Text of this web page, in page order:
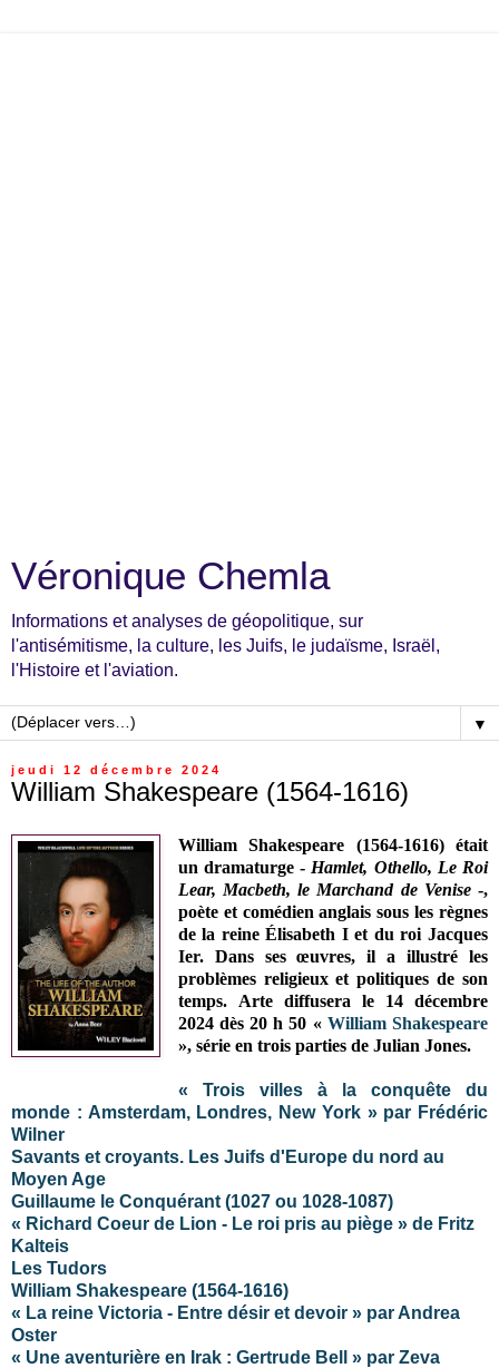
Véronique Chemla
Informations et analyses de géopolitique, sur
l'antisémitisme, la culture, les Juifs, le judaïsme, Israël,
l'Histoire et l'aviation.
▼
jeudi 12 décembre 2024
William Shakespeare (1564-1616)
William Shakespeare (1564-1616) était
un dramaturge - Hamlet, Othello, Le Roi
Lear, Macbeth, le Marchand de Venise-,
poète et comédien anglais sous les règnes
dela reine Élisabeth I et du roi Jacques
Ier. Dans ses œuvres, il a illustré les
problèmes religieux et politiques de son
temps. Arte diffusera le 14 décembre
2024 dès 20 h 50 « William Shakespeare
», série en trois parties de Julian Jones.
« Trois villes à la conquête du
monde : Amsterdam, Londres, New York » par Frédéric
Wilner
Savants et croyants. Les Juifs d'Europe du nord au
Moyen Age
Guillaume le Conquérant (1027 ou 1028-1087)
« Richard Coeur de Lion - Le roi pris au piège » de Fritz
Kalteis
Les Tudors
William Shakespeare (1564-1616)
« La reine Victoria - Entre désir et devoir » par Andrea
Oster
« Une aventurière en Irak : Gertrude Bell » par Zeva